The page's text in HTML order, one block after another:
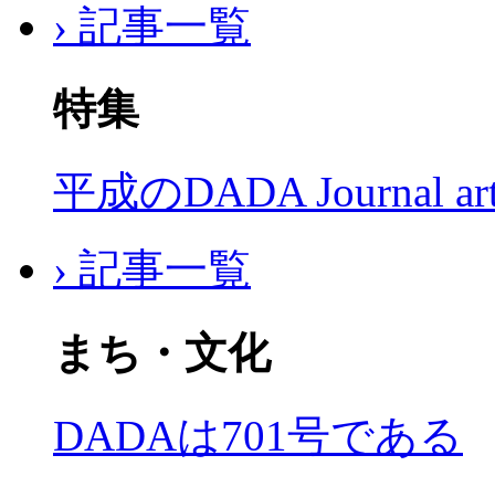
› 記事一覧
特集
平成のDADA Journal
› 記事一覧
まち・文化
DADAは701号である